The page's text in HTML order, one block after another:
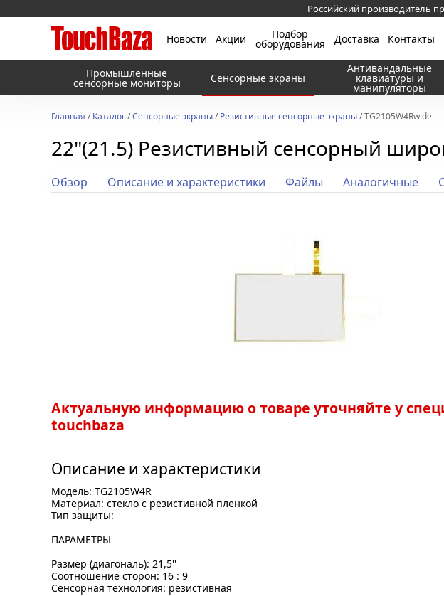
Российский производитель
Новости Акции Подбор
оборудования Доставка Контакты
Промышленные
сенсорные мониторы Сенсорные экраны
Антивандальные
клавиатуры и
манипуляторы
Главная /Каталог/Сенсорные экраны/Резистивные сенсорные экраны/ TG2105W4Rwide
22"(21.5) Резистивный сенсорный
Обзор Описание и характеристики Файлы Аналогичные
Актуальную информацию о товаре уточняйте у
touchbaza
Описание и характеристики
Модель: TG2105W4R
Материал: стекло с резистивной пленкой
Тип защиты:
ПАРАМЕТРЫ
Размер (диагональ): 21,5''
Соотношение сторон: 16 : 9
Сенсорная технология: резистивная